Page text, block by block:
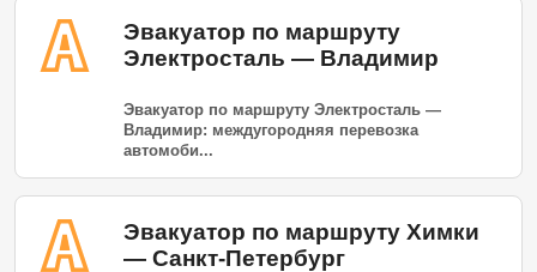
Эвакуатор по маршруту
Электросталь — Владимир
Эвакуатор по маршруту Электросталь —
Владимир: междугородняя перевозка
автомоби...
Эвакуатор по маршруту Химки
— Санкт-Петербург